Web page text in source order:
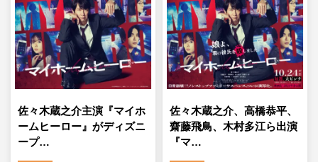
佐々木蔵之介主演『マイホ
ームヒーロー』がディズニ
ープ…
佐々木蔵之介、高橋恭平、
齋藤飛鳥、木村多江ら出演
『マ…